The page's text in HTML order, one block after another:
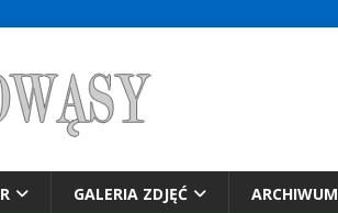
GALERIA ZDJĘĆ ARCHIWUM